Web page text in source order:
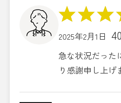
2025年2月1日
急な状況だった
り感謝申し上げ